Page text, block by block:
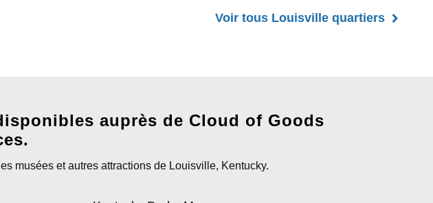
Voir tous Louisville quartiers
auprès de Cloud of Goods
musées et autres attractions de Louisville, Kentucky.